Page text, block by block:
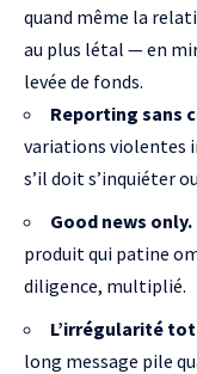
quand même la
au plus létal — en
levée de fonds.
Reporting sans
variations violentes
s’il doit s’inquiéter
Good news only.
produit qui patine
diligence, multiplié.
L’irrégularité
long message pile